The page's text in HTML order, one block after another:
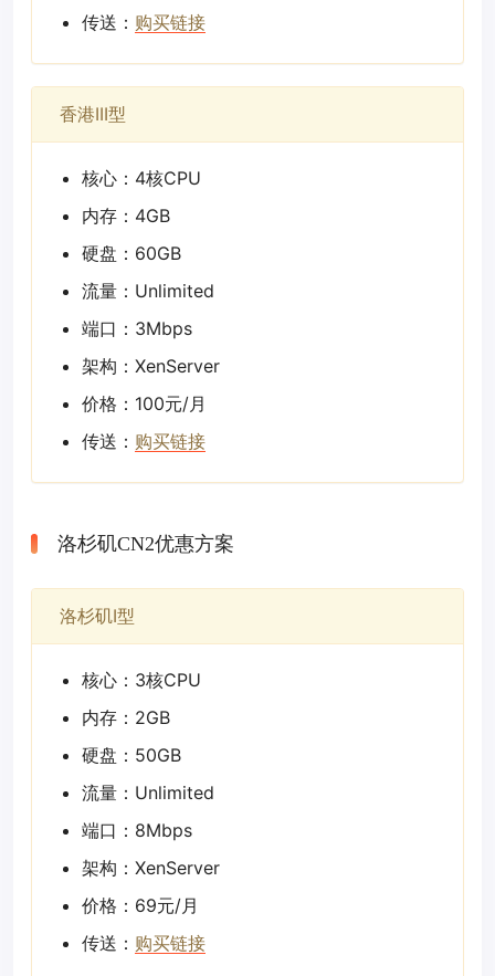
传送： 购买链接
香港III型
核心：4核CPU
内存：4GB
硬盘：60GB
流量：Unlimited
端口：3Mbps
架构：XenServer
价格：100元/月
传送： 购买链接
洛杉矶CN2优惠方案
洛杉矶I型
核心：3核CPU
内存：2GB
硬盘：50GB
流量：Unlimited
端口：8Mbps
架构：XenServer
价格：69元/月
传送： 购买链接